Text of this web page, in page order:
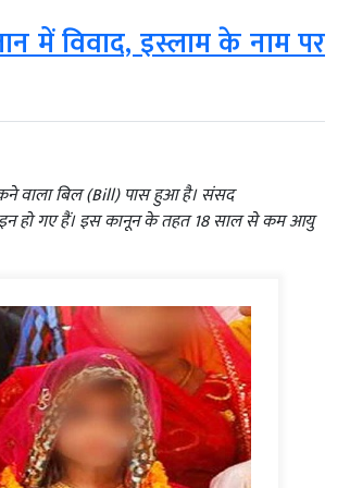
में विवाद, इस्लाम के नाम पर
वाला बिल (Bill) पास हुआ है। संसद
हो गए हैं। इस कानून के तहत 18 साल से कम आयु